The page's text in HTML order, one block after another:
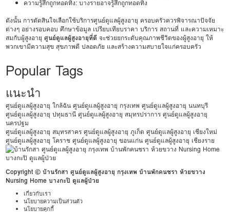
ความรู้สึกถูกทอดทิ้ง: บางรายอาจรู้สึกถูกทอดทิ้ง
ดังนั้น การตัดสินใจเลือกใช้บริการศูนย์ดูแลผู้สูงอายุ ครอบครัวควรพิจารณาปัจจัย
ต่างๆ อย่างรอบคอบ ศึกษาข้อมูล เปรียบเทียบราคา บริการ สถานที่ และความเหมาะ
สมกับผู้สูงอายุศูนย์ดูแลผู้สูงอายุที่ดี จะช่วยยกระดับคุณภาพชีวิตของผู้สูงอายุ ให้
พวกเขามีความสุข สุขภาพดี ปลอดภัย และสร้างความสบายใจแก่ครอบครัว
Popular Tags
แนะนำ
ศูนย์ดูแลผู้สูงอายุ ใกล้ฉัน ศูนย์ดูแลผู้สูงอายุ กรุงเทพ ศูนย์ดูแลผู้สูงอายุ นนทบุรี
ศูนย์ดูแลผู้สูงอายุ ปทุมธานี ศูนย์ดูแลผู้สูงอายุ สมุทรปราการ ศูนย์ดูแลผู้สูงอายุ
นครปฐม
ศูนย์ดูแลผู้สูงอายุ สมุทรสาคร ศูนย์ดูแลผู้สูงอายุ ภูเก็ต ศูนย์ดูแลผู้สูงอายุ เชียงใหม่
ศูนย์ดูแลผู้สูงอายุ โคราช ศูนย์ดูแลผู้สูงอายุ ขอนแก่น ศูนย์ดูแลผู้สูงอายุ เชียงราย
Copyright © บ้านรักสา ศูนย์ดูแลผู้สูงอายุ กรุงเทพ บ้านพักคนชรา ห้วยขวาง
Nursing Home บางกะปิ ดูแลผู้ป่วย
เกี่ยวกับเรา
นโยบายความเป็นส่วนตัว
นโยบายคุกกี้